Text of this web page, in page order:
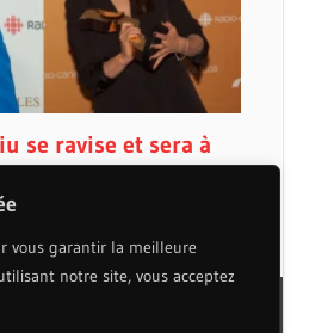
vous garantir la meilleure
notre site, vous acceptez